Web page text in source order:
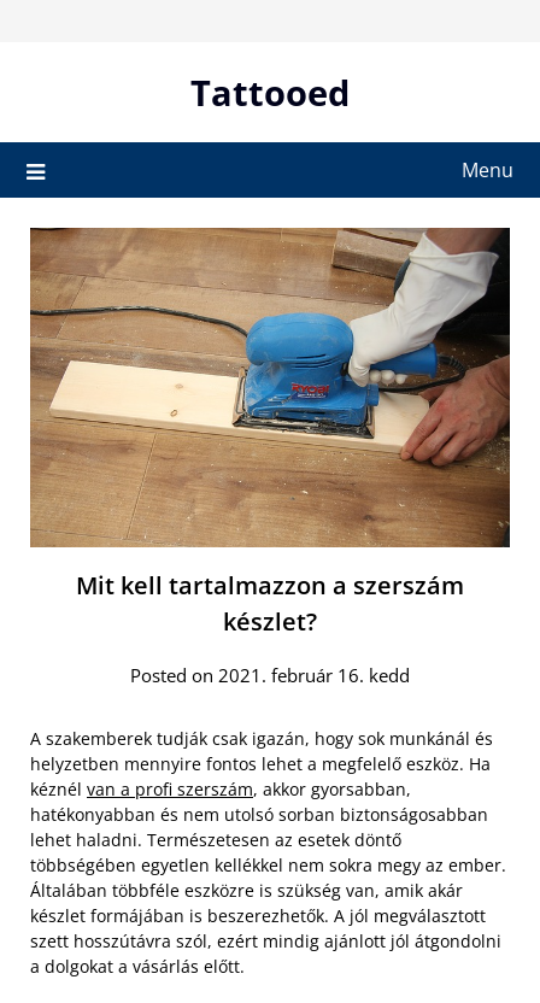
Tattooed
Menu
Mit kell tartalmazzon a szerszám
készlet?
Posted on 2021. február 16. kedd
A szakemberek tudják csak igazán, hogy sok munkánál és
helyzetben mennyire fontos lehet a megfelelő eszköz. Ha
kéznél van a profi szerszám, akkor gyorsabban,
hatékonyabban és nem utolsó sorban biztonságosabban
lehet haladni. Természetesen az esetek döntő
többségében egyetlen kellékkel nem sokra megy az ember.
Általában többféle eszközre is szükség van, amik akár
készlet formájában is beszerezhetők. A jól megválasztott
szett hosszútávra szól, ezért mindig ajánlott jól átgondolni
a dolgokat a vásárlás előtt.